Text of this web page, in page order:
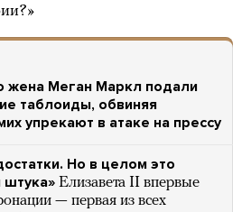
жена Меган Маркл подали
таблоиды, обвиняя
упрекают в атаке на прессу
Но в целом это
штука» Елизавета II впервые
— первая из всех